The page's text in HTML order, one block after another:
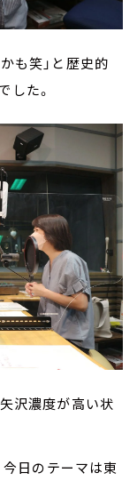
も笑」と歴史的
した。
沢濃度が高い状
今日のテーマは東